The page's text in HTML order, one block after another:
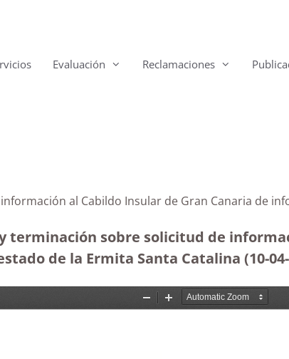
Evaluación Reclamaciones
al Cabildo Insular de Gran Canaria de
terminación sobre solicitud de
de la Ermita Santa Catalina (10-